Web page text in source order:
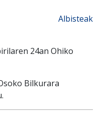
Albisteak
24an Ohiko
Bilkurara